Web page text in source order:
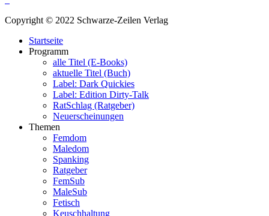
Copyright © 2022 Schwarze-Zeilen Verlag
Startseite
Programm
alle Titel (E-Books)
aktuelle Titel (Buch)
Label: Dark Quickies
Label: Edition Dirty-Talk
RatSchlag (Ratgeber)
Neuerscheinungen
Themen
Femdom
Maledom
Spanking
Ratgeber
FemSub
MaleSub
Fetisch
Keuschhaltung